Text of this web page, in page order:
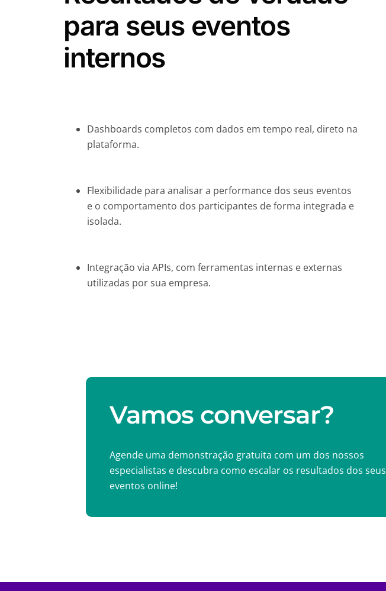
para seus eventos
internos
Dashboards completos com dados em tempo real, direto na
plataforma.
Flexibilidade para analisar a performance dos seus eventos
e o comportamento dos participantes de forma integrada e
isolada.
Integração via APIs, com ferramentas internas e externas
utilizadas por sua empresa.
Vamos conversar?
Agende uma demonstração gratuita com um dos nossos
especialistas e descubra como escalar os resultados dos seus
eventos online!